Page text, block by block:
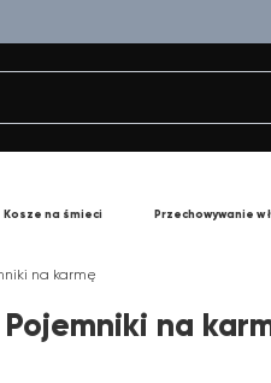
Kosze na śmieci Przechowywanie w
na karmę
Pojemniki na